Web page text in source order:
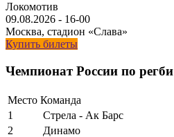
Локомотив
09.08.2026 - 16-00
Москва, стадион «Слава»
Купить билеты
Чемпионат России по регби
Место Команда
1
Стрела - Ак Барс
2
Динамо